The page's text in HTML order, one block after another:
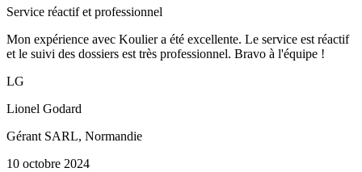
Service réactif et professionnel
Mon expérience avec Koulier a été excellente. Le service est réactif
et le suivi des dossiers est très professionnel. Bravo à l'équipe !
LG
Lionel Godard
Gérant SARL, Normandie
10 octobre 2024